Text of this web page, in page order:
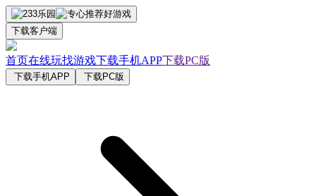
下载客户端
首页在线玩找游戏下载手机APP下载PC版
下载手机APP 下载PC版